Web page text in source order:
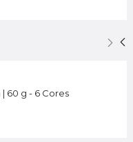
| 60 g - 6 Cores